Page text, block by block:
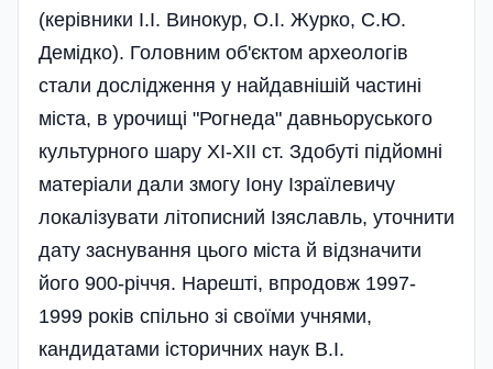
(керівники І.І. Винокур, О.І. Журко, С.Ю.
Демідко). Головним об'єктом археологів
стали дослідження у найдавнішій частині
міста, в урочищі "Рогнеда" давньоруського
культурного шару ХІ-ХІІ ст. Здобуті підйомні
матеріали дали змогу Іону Ізраїлевичу
локалізувати літописний Ізяславль, уточнити
дату заснування цього міста й відзначити
його 900-річчя. Нарешті, впродовж 1997-
1999 років спільно зі своїми учнями,
кандидатами історичних наук В.І.